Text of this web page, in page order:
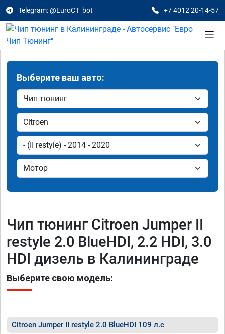
Telegram: @EuroCT_bot +7 4012 20-14-57
Выберите ваш авто:
Чип тюнинг Citroen Jumper II
restyle 2.0 BlueHDI, 2.2 HDI, 3.0
HDI дизель в Калининграде
Выберите свою модель:
Citroen Jumper II restyle 2.0 BlueHDI 109 л.с